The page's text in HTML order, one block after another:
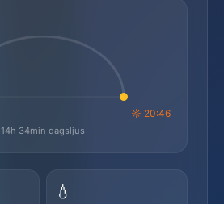
☼ 20:46
14h 34min dagsljus
💧